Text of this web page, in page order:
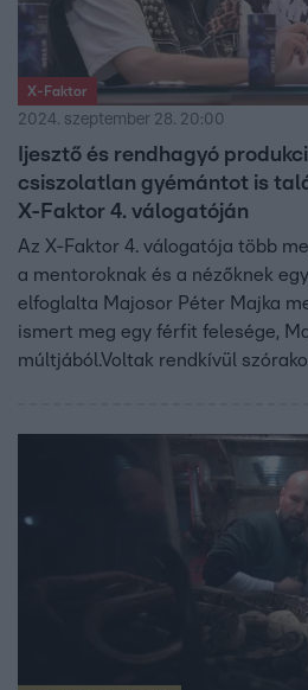
X-Faktor
2024. szeptember 28. 20:00
Ijesztő és rendhagyó
csiszolatlan gyémántot is
X-Faktor 4. válogatóján
Az X-Faktor 4. válogatója több
a mentoroknak és a nézőknek
elfoglalta Majosor Péter Majka
ismert meg egy férfit felesége,
múltjából.Voltak rendkívül